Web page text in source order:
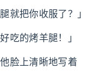
就把你收服了？」
吃的烤羊腿！」
脸上清晰地写着